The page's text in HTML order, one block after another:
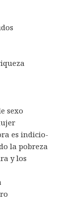
sexo
es indicio-
la pobreza
y los